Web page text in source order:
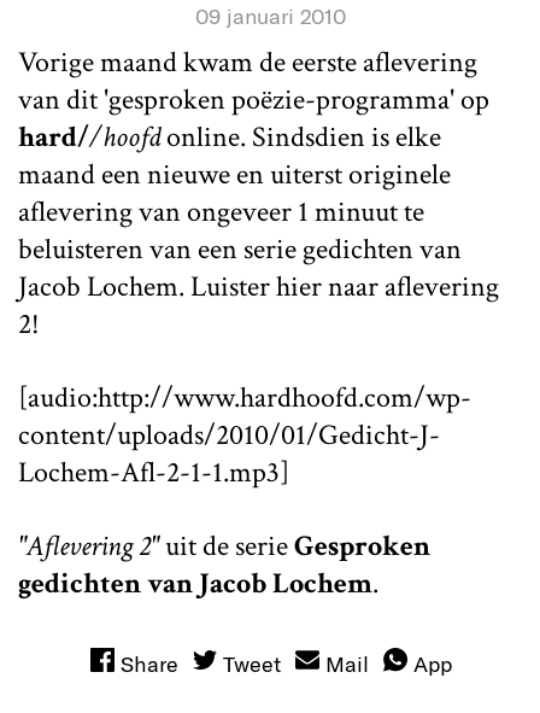
09 januari 2010
Vorige maand kwam de eerste aflevering
van dit 'gesproken poëzie-programma' op
hard//hoofdonline. Sindsdien is elke
maand een nieuwe en uiterst originele
aflevering van ongeveer 1 minuut te
beluisteren van een serie gedichten van
Jacob Lochem. Luister hier naar aflevering
2!
[audio:http://www.hardhoofd.com/wp-
content/uploads/2010/01/Gedicht-J-
Lochem-Afl-2-1-1.mp3]
"Aflevering 2"uit de serieGesproken
gedichten van Jacob Lochem.
Share Tweet Mail App